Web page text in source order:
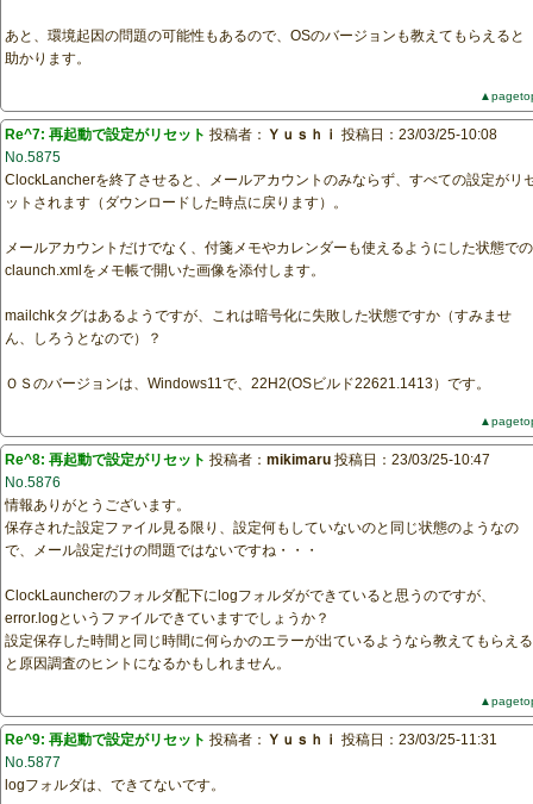
あと、環境起因の問題の可能性もあるので、OSのバージョンも教えてもらえると
助かります。
Re^7: 再起動で設定がリセット 投稿者： Ｙｕｓｈｉ 投稿日：23/03/25-10:08
No.5875
ClockLancherを終了させると、メールアカウントのみならず、すべての設定がリ
ットされます（ダウンロードした時点に戻ります）。
メールアカウントだけでなく、付箋メモやカレンダーも使えるようにした状態での
claunch.xmlをメモ帳で開いた画像を添付します。
mailchkタグはあるようですが、これは暗号化に失敗した状態ですか（すみませ
ん、しろうとなので）？
ＯＳのバージョンは、Windows11で、22H2(OSビルド22621.1413）です。
Re^8: 再起動で設定がリセット 投稿者： mikimaru 投稿日：23/03/25-10:47
No.5876
情報ありがとうございます。
保存された設定ファイル見る限り、設定何もしていないのと同じ状態のようなの
で、メール設定だけの問題ではないですね・・・
ClockLauncherのフォルダ配下にlogフォルダができていると思うのですが、
error.logというファイルできていますでしょうか？
設定保存した時間と同じ時間に何らかのエラーが出ているようなら教えてもらえる
と原因調査のヒントになるかもしれません。
Re^9: 再起動で設定がリセット 投稿者： Ｙｕｓｈｉ 投稿日：23/03/25-11:31
No.5877
logフォルダは、できてないです。